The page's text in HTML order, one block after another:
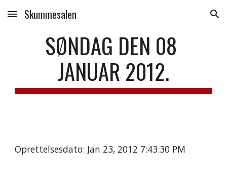
Skip to main content Skip to navigation
Skummesalen
SØNDAG DEN 08
JANUAR 2012.
Oprettelsesdato: Jan 23, 2012 7:43:30 PM